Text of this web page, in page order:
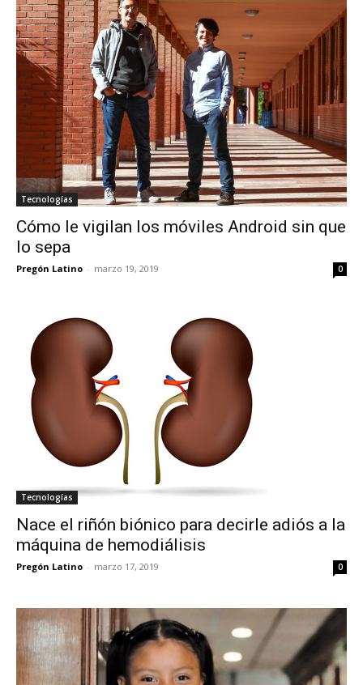
Tecnologías
Cómo le vigilan los móviles Android sin que
lo sepa
Pregón Latino - marzo 19, 2019 0
Tecnologías
Nace el riñón biónico para decirle adiós a la
máquina de hemodiálisis
Pregón Latino - marzo 17, 2019 0